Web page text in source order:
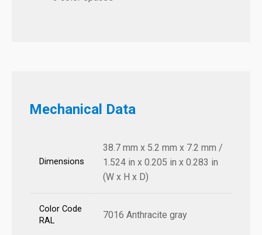
Mechanical Data
Dimensions
38.7 mm x 5.2 mm x 7.2 mm /
1.524 in x 0.205 in x 0.283 in
(W x H x D)
Color Code
RAL
7016 Anthracite gray